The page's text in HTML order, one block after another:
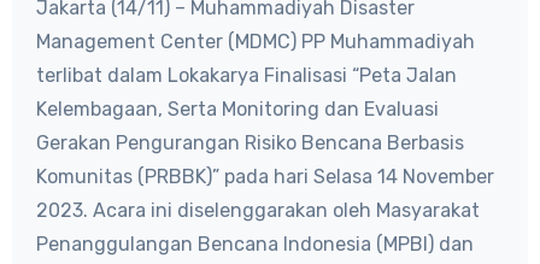
Jakarta (14/11) – Muhammadiyah Disaster
Management Center (MDMC) PP Muhammadiyah
terlibat dalam Lokakarya Finalisasi “Peta Jalan
Kelembagaan, Serta Monitoring dan Evaluasi
Gerakan Pengurangan Risiko Bencana Berbasis
Komunitas (PRBBK)” pada hari Selasa 14 November
2023. Acara ini diselenggarakan oleh Masyarakat
Penanggulangan Bencana Indonesia (MPBI) dan